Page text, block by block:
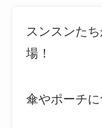
スンスンた
場！
傘やポーチに